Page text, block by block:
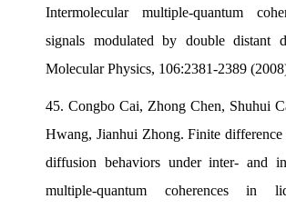
Intermolecular multiple-quantum
signals modulated by double distant
Molecular Physics, 106:2381-2389
45. Congbo Cai, Zhong Chen, Shuhui
Hwang, Jianhui Zhong. Finite
diffusion behaviors under inter- and
multiple-quantum coherences in